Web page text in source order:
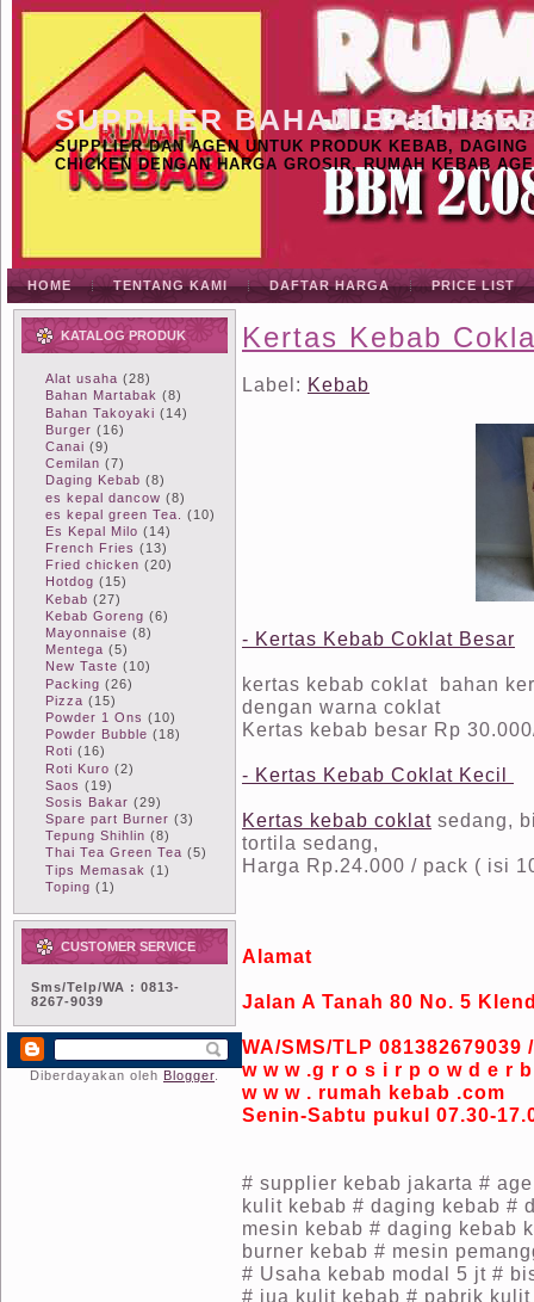
SUPPLIER BAHAN BAKU
SUPPLIER DAN AGEN UNTUK PRODUK KEBAB,
CHICKEN DENGAN HARGA GROSIR, RUMAH KEBAB
HOME TENTANG KAMI DAFTAR HARGA PRICE LIST
KATALOG PRODUK
Alat usaha (28)
Bahan Martabak (8)
Bahan Takoyaki (14)
Burger (16)
Canai (9)
Cemilan (7)
Daging Kebab (8)
es kepal dancow (8)
es kepal green Tea.
(10)
Es Kepal Milo (14)
French Fries (13)
Fried chicken (20)
Hotdog (15)
Kebab (27)
Kebab Goreng (6)
Mayonnaise (8)
Mentega (5)
New Taste (10)
Packing (26)
Pizza (15)
Powder 1 Ons (10)
Powder Bubble (18)
Roti (16)
Roti Kuro (2)
Saos (19)
Sosis Bakar (29)
Spare part Burner (3)
Tepung Shihlin (8)
Thai Tea Green Tea (5)
Tips Memasak (1)
Toping (1)
CUSTOMER SERVICE
Sms/Telp/WA : 0813-
8267-9039
Diberdayakan oleh Blogger
Kertas Kebab
Label: Kebab
- Kertas Kebab Coklat Besar
kertas kebab coklat bahan
dengan warna coklat
Kertas kebab besar Rp
- Kertas Kebab Coklat Kecil
Kertas kebab coklat sedang,
tortila sedang,
Harga Rp.24.000 / pack ( isi
Alamat
Jalan A Tanah 80 No. 5
WA/SMS/TLP 081382679039
w w w .g r o s i r p o w d e r
w w w . rumah kebab .com
Senin-Sabtu pukul 07.30-
# supplier kebab jakarta #
kulit kebab # daging kebab #
mesin kebab # daging kebab
burner kebab # mesin
# Usaha kebab modal 5 jt #
# jua kulit kebab # pabrik